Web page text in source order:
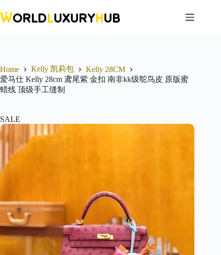
to
content
Home Kelly 凯莉包
Kelly 28CM
爱马仕 Kelly 28cm 鸢尾紫 金扣 南非kk级鸵鸟皮 原版蜜
蜡线 顶级手工缝制
SALE